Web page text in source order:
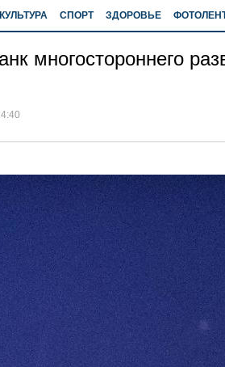
КУЛЬТУРА СПОРТ ЗДОРОВЬЕ
многостороннего